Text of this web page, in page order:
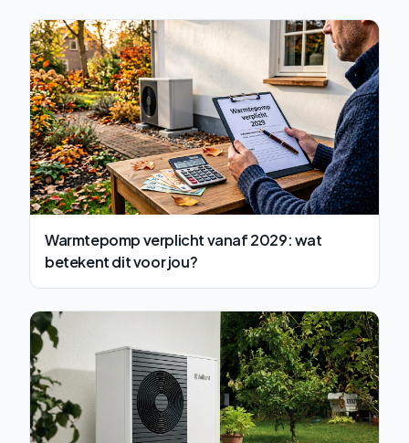
Warmtepomp verplicht vanaf 2029: wat
betekent dit voor jou?